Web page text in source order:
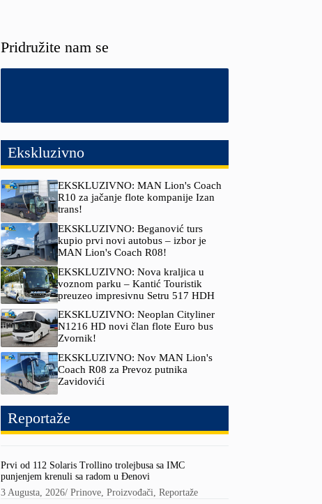
Pridružite nam se
Ekskluzivno
EKSKLUZIVNO: MAN Lion's Coach
R10 za jačanje flote kompanije Izan
trans!
EKSKLUZIVNO: Beganović turs
kupio prvi novi autobus – izbor je
MAN Lion's Coach R08!
EKSKLUZIVNO: Nova kraljica u
voznom parku – Kantić Touristik
preuzeo impresivnu Setru 517 HDH
EKSKLUZIVNO: Neoplan Cityliner
N1216 HD novi član flote Euro bus
Zvornik!
EKSKLUZIVNO: Nov MAN Lion's
Coach R08 za Prevoz putnika
Zavidovići
Reportaže
Prvi od 112 Solaris Trollino trolejbusa sa IMC
punjenjem krenuli sa radom u Đenovi
3 Augusta, 2026/Prinove,Proizvođači,Reportaže